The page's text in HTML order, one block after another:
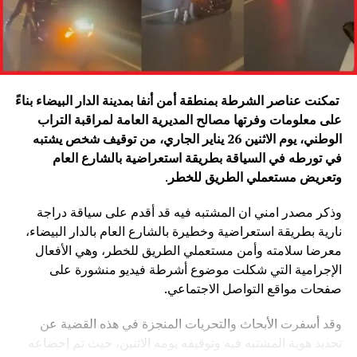
تمكنت عناصر الشرطة بمنطقة أمن أنفا بمدينة الدار البيضاء بناءً
على معلومات وفرتها مصالح المديرية العامة لمراقبة التراب
الوطني، يوم الاثنين 26 يناير الجاري، من توقيف شخص يشتبه
في تورطه في السياقة بطريقة استعراضية بالشارع العام
وتعريض مستعملي الطريق للخطر .
وذكر مصدر امني ان المشتبه فيه قد أقدم على سياقة دراجة
نارية بطريقة استعراضية وخطيرة بالشارع العام بالدار البيضاء،
معرضا سلامته وأمن مستعملي الطريق للخطر، وهي الأفعال
الإجرامية التي شكلت موضوع أشرطة فيديو منشورة على
صفحات مواقع التواصل الاجتماعي.
وقد أسفرت الأبحاث والتحريات المنجزة في هذه القضية عن
تحديد هوية المشتبه فيه وتوقيفه يومه الاثنين، حيث تم إخضاعه